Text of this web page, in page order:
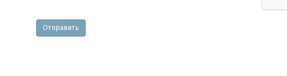
Отправить